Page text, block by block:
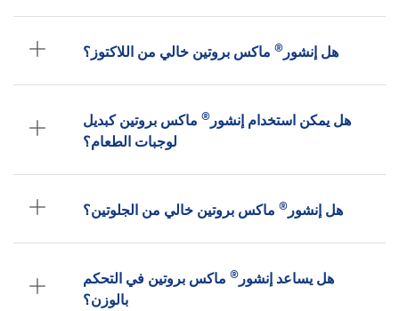
هل إنشور® ماكس بروتين خالي من اللاكتوز؟
هل يمكن استخدام إنشور® ماكس بروتين كبديل
لوجبات الطعام؟
هل إنشور® ماكس بروتين خالي من الجلوتين؟
هل يساعد إنشور® ماكس بروتين في التحكم
بالوزن؟